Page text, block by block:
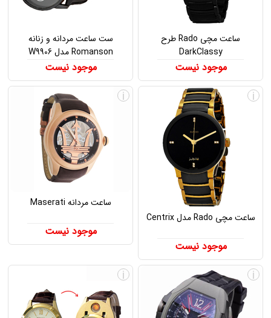
ساعت مچی Rado طرح
DarkClassy
موجود نیست
ست ساعت مردانه و زنانه
Romanson مدل W9906
موجود نیست
ساعت مچی Rado مدل Centrix
موجود نیست
i
ساعت مردانه Maserati
موجود نیست
i
i
i